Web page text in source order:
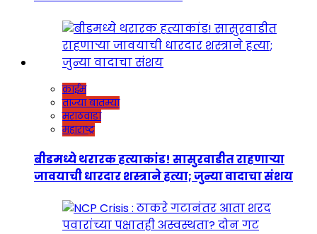
क्राईम
ताज्या बातम्या
मराठवाडा
महाराष्ट्र
बीडमध्ये थरारक हत्याकांड! सासुरवाडीत राहणाऱ्या
जावयाची धारदार शस्त्राने हत्या; जुन्या वादाचा संशय